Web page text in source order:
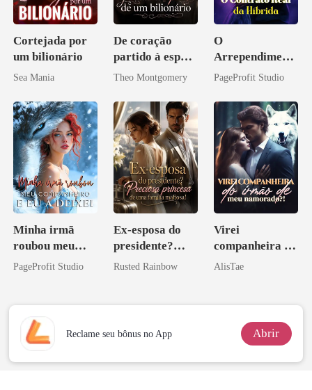
Cortejada por
um bilionário
Sea Mania
De coração
partido à esposa
de um bilionário
Theo Montgomery
O
Arrependiment
o do Alfa: O
da Híbrida
PageProfit Studio
Minha irmã
roubou meu
companheiro e
PageProfit Studio
Ex-esposa do
presidente?
Preciosa
mafiosa!
Rusted Rainbow
Virei
companheira do
irmão de meu
AlisTae
Reclame seu bônus no App Abrir